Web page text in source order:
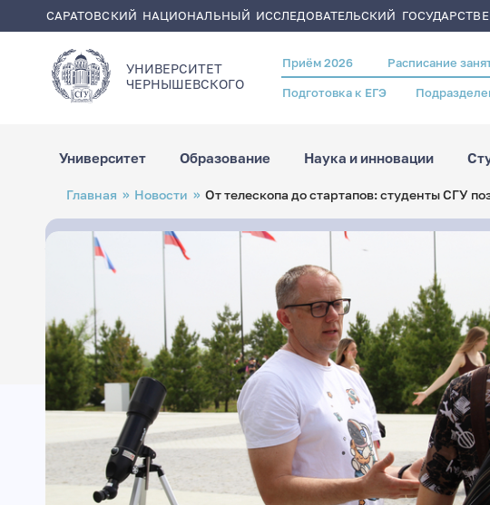
содержанию
САРАТОВСКИЙ НАЦИОНАЛЬНЫЙ ИССЛЕДОВАТЕЛЬСКИЙ
УНИВЕРСИТЕТ
ЧЕРНЫШЕВСКОГO
Header
menu
Приём 2026 Расписание
Подготовка к ЕГЭ
Университет Образование Наука и инновации
Строка
навигации
Главная Новости От телескопа до стартапов: студенты СГУ